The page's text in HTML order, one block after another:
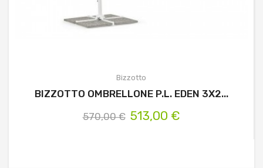
Bizzotto
BIZZOTTO OMBRELLONE P.L. EDEN 3X2...
570,00 € 513,00 €